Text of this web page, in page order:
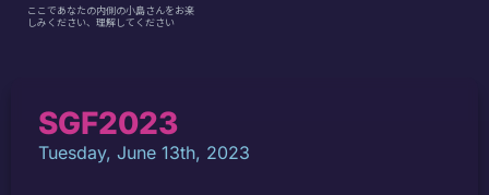
ここであなたの内側の小島さんをお楽
しみください、理解してください
SGF2023
Tuesday, June 13th, 2023